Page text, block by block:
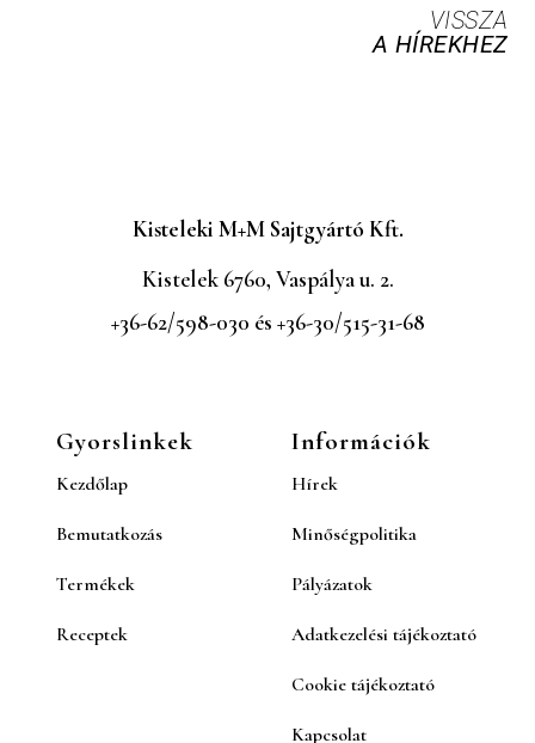
VISSZA
A HÍREKHEZ
Kisteleki M+M Sajtgyártó Kft.
Kistelek 6760, Vaspálya u. 2.
+36-62/598-030 és +36-30/515-31-68
Gyorslinkek
Kezdőlap
Bemutatkozás
Termékek
Receptek
Információk
Hírek
Minőségpolitika
Pályázatok
Adatkezelési tájékoztató
Cookie tájékoztató
Kapcsolat